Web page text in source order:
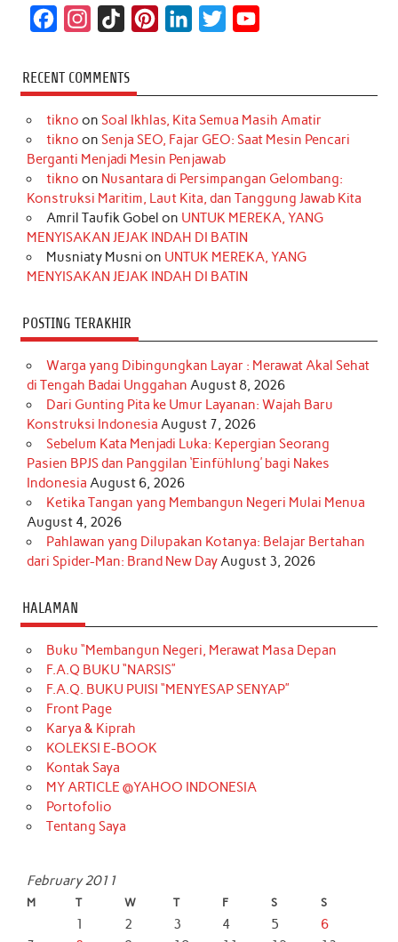
c
e
b
o
k
s
t
a
r
a
m
k
T
o
k
t
e
r
e
s
t
k
e
d
I
n
t
t
r
T
u
e
RECENT COMMENTS
tikno on Soal Ikhlas, Kita Semua Masih Amatir
tikno on Senja SEO, Fajar GEO: Saat Mesin Pencari
Berganti Menjadi Mesin Penjawab
tikno on Nusantara di Persimpangan Gelombang:
Konstruksi Maritim, Laut Kita, dan Tanggung Jawab Kita
Amril Taufik Gobel on UNTUK MEREKA, YANG
MENYISAKAN JEJAK INDAH DI BATIN
Musniaty Musni on UNTUK MEREKA, YANG
MENYISAKAN JEJAK INDAH DI BATIN
POSTING TERAKHIR
Warga yang Dibingungkan Layar : Merawat Akal Sehat
di Tengah Badai Unggahan August 8, 2026
Dari Gunting Pita ke Umur Layanan: Wajah Baru
Konstruksi Indonesia August 7, 2026
Sebelum Kata Menjadi Luka: Kepergian Seorang
Pasien BPJS dan Panggilan ‘Einfühlung’ bagi Nakes
Indonesia August 6, 2026
Ketika Tangan yang Membangun Negeri Mulai Menua
August 4, 2026
Pahlawan yang Dilupakan Kotanya: Belajar Bertahan
dari Spider-Man: Brand New DayAugust 3, 2026
HALAMAN
Buku “Membangun Negeri, Merawat Masa Depan
F.A.Q BUKU “NARSIS”
F.A.Q. BUKU PUISI “MENYESAP SENYAP”
Front Page
Karya & Kiprah
KOLEKSI E-BOOK
Kontak Saya
MY ARTICLE @YAHOO INDONESIA
Portofolio
Tentang Saya
February 2011
M T W T F S S
1 2 3 4 5
6